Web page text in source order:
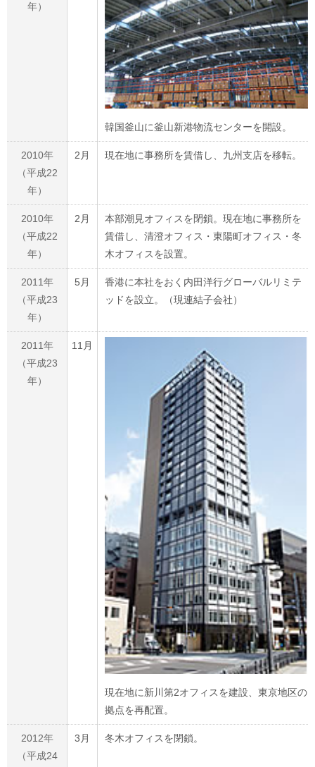
年）
韓国釜山に釜山新港物流センターを開設。
2010年
（平成22
年）
2月 現在地に事務所を賃借し、九州支店を移転。
2010年
（平成22
年）
2月
本部潮見オフィスを閉鎖。現在地に事務所を
賃借し、清澄オフィス・東陽町オフィス・冬
木オフィスを設置。
2011年
（平成23
年）
5月
香港に本社をおく内田洋行グローバルリミテ
ッドを設立。（現連結子会社）
2011年
（平成23
年）
11月
現在地に新川第2オフィスを建設、東京地区の
拠点を再配置。
2012年
（平成24
3月 冬木オフィスを閉鎖。